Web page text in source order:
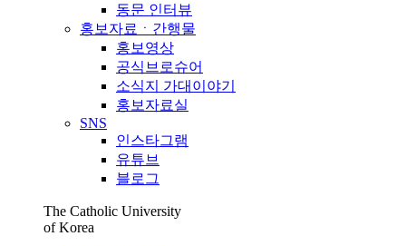
동문 인터뷰
홍보자료ㆍ간행물
홍보영상
공식브로슈어
소식지 가대이야기
홍보자료실
SNS
인스타그램
유튜브
블로그
The Catholic University
of Korea